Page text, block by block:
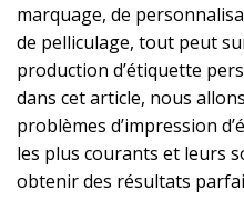
marquage, de
de pelliculage, tout peut
production d’étiquette
dans cet article, nous
problèmes d’impression
les plus courants et leurs
obtenir des résultats